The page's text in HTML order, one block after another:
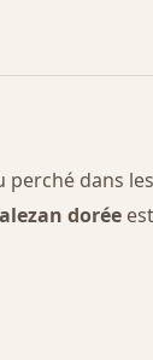
perché dans
dorée